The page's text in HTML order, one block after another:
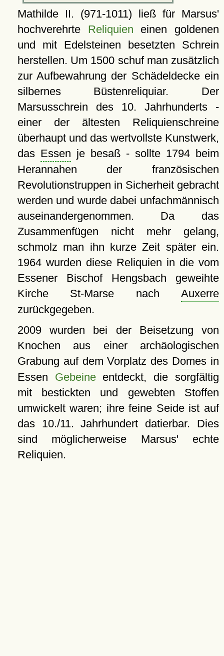
Mathilde II. (971-1011) ließ für Marsus'
hochverehrte Reliquien einen goldenen
und mit Edelsteinen besetzten Schrein
herstellen. Um 1500 schuf man zusätzlich
zur Aufbewahrung der Schädeldecke ein
silbernes Büstenreliquiar. Der
Marsusschrein des 10. Jahrhunderts -
einer der ältesten Reliquienschreine
überhaupt und das wertvollste Kunstwerk,
das Essen je besaß - sollte 1794 beim
Herannahen der französischen
Revolutionstruppen in Sicherheit gebracht
werden und wurde dabei unfachmännisch
auseinandergenommen. Da das
Zusammenfügen nicht mehr gelang,
schmolz man ihn kurze Zeit später ein.
1964 wurden diese Reliquien in die vom
Essener Bischof Hengsbach geweihte
Kirche St-Marse nach Auxerre
zurückgegeben.
2009 wurden bei der Beisetzung von
Knochen aus einer archäologischen
Grabung auf dem Vorplatz des Domes in
Essen Gebeineentdeckt, die sorgfältig
mit bestickten und gewebten Stoffen
umwickelt waren; ihre feine Seide ist auf
das 10./11. Jahrhundert datierbar. Dies
sind möglicherweise Marsus' echte
Reliquien.